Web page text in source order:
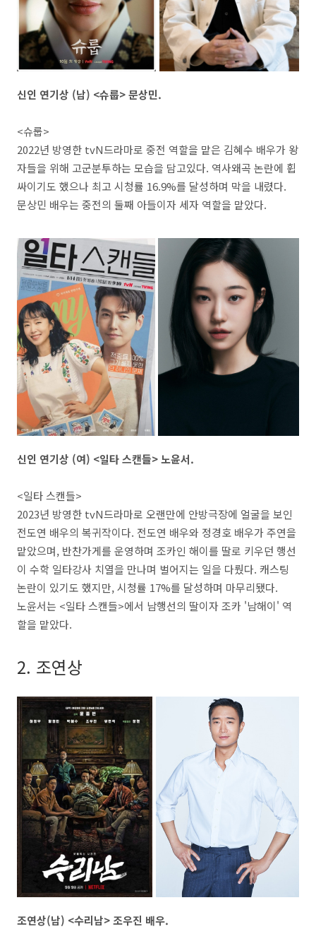
신인 연기상 (남) <슈룹> 문상민.
<슈룹>
2022년 방영한 tvN드라마로 중전 역할을 맡은 김혜수 배우가 왕
자들을 위해 고군분투하는 모습을 담고있다. 역사왜곡 논란에 휩
싸이기도 했으나 최고 시청률 16.9%를 달성하며 막을 내렸다.
문상민 배우는 중전의 둘째 아들이자 세자 역할을 맡았다.
신인 연기상 (여) <일타 스캔들> 노윤서.
<일타 스캔들>
2023년 방영한 tvN드라마로 오랜만에 안방극장에 얼굴을 보인
전도연 배우의 복귀작이다. 전도연 배우와 정경호 배우가 주연을
맡았으며, 반찬가게를 운영하며 조카인 해이를 딸로 키우던 행선
이 수학 일타강사 치열을 만나며 벌어지는 일을 다뤘다. 캐스팅
논란이 있기도 했지만, 시청률 17%를 달성하며 마무리됐다.
노윤서는 <일타 스캔들>에서 남행선의 딸이자 조카 '남해이' 역
할을 맡았다.
2. 조연상
조연상(남) <수리남> 조우진 배우.